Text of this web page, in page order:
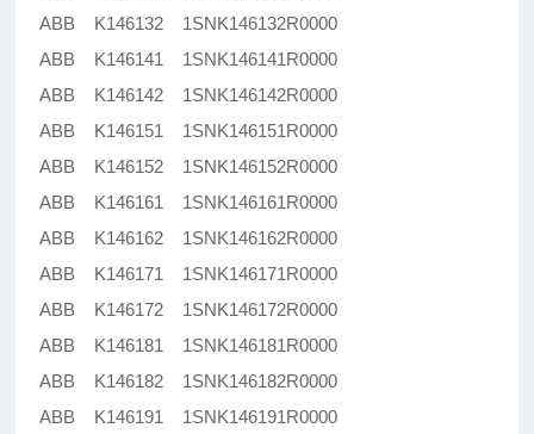
ABB K146132 1SNK146132R0000
ABB K146141 1SNK146141R0000
ABB K146142 1SNK146142R0000
ABB K146151 1SNK146151R0000
ABB K146152 1SNK146152R0000
ABB K146161 1SNK146161R0000
ABB K146162 1SNK146162R0000
ABB K146171 1SNK146171R0000
ABB K146172 1SNK146172R0000
ABB K146181 1SNK146181R0000
ABB K146182 1SNK146182R0000
ABB K146191 1SNK146191R0000